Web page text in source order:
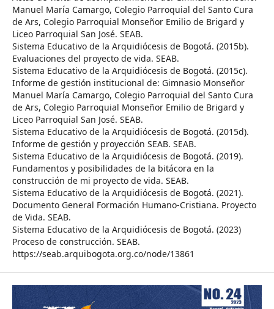
Manuel María Camargo, Colegio Parroquial del Santo Cura
de Ars, Colegio Parroquial Monseñor Emilio de Brigard y
Liceo Parroquial San José. SEAB.
Sistema Educativo de la Arquidiócesis de Bogotá. (2015b).
Evaluaciones del proyecto de vida. SEAB.
Sistema Educativo de la Arquidiócesis de Bogotá. (2015c).
Informe de gestión institucional de: Gimnasio Monseñor
Manuel María Camargo, Colegio Parroquial del Santo Cura
de Ars, Colegio Parroquial Monseñor Emilio de Brigard y
Liceo Parroquial San José. SEAB.
Sistema Educativo de la Arquidiócesis de Bogotá. (2015d).
Informe de gestión y proyección SEAB. SEAB.
Sistema Educativo de la Arquidiócesis de Bogotá. (2019).
Fundamentos y posibilidades de la bitácora en la
construcción de mi proyecto de vida. SEAB.
Sistema Educativo de la Arquidiócesis de Bogotá. (2021).
Documento General Formación Humano-Cristiana. Proyecto
de Vida. SEAB.
Sistema Educativo de la Arquidiócesis de Bogotá. (2023)
Proceso de construcción. SEAB.
https://seab.arquibogota.org.co/node/13861